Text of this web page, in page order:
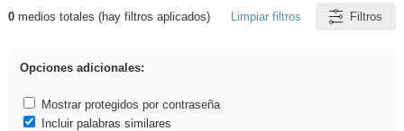
Resultados de: Ahmet
0medios totales (hay filtros aplicados) Limpiar filtros Filtros
Opciones adicionales:
Mostrar protegidos por contraseña
Incluir palabras similares